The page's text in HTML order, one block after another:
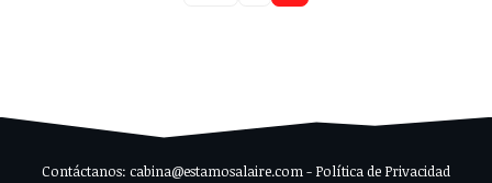
Contáctanos: cabina@estamosalaire.com - Política de Privacidad